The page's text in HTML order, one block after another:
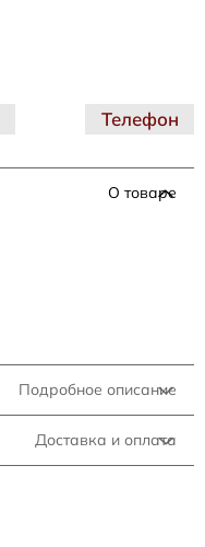
О товаре
Подробное описание
Доставка и оплата
Телефон